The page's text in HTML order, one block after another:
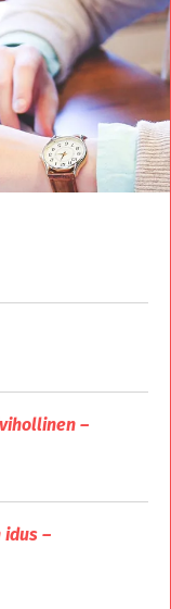
–
–